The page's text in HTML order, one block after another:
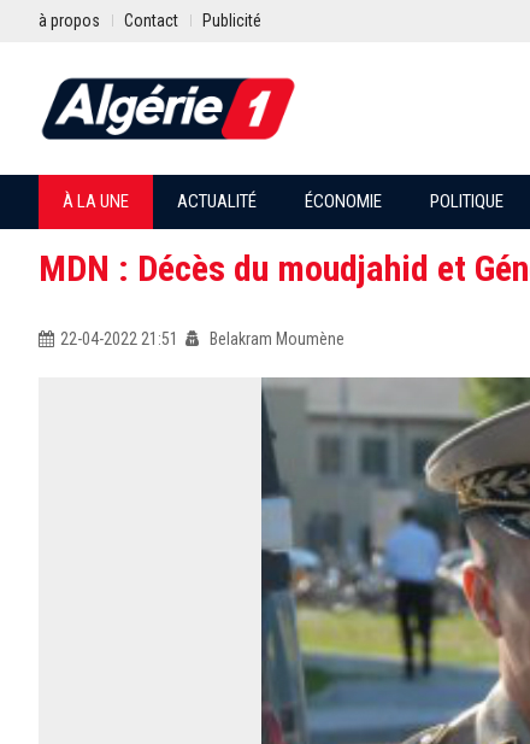
à propos Contact Publicité
À LA UNE ACTUALITÉ ÉCONOMIE POLITIQUE
MDN : Décès du moudjahid et
22-04-2022 21:51 Belakram Moumène